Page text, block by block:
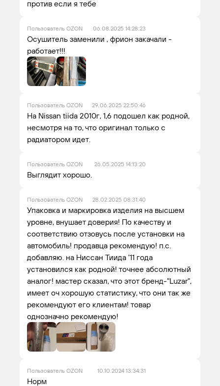
против если я тебе
Пользователь OZON 06.08.2025 14:28:23
Осушитель заменили , фрион закачали -
работает!!!
Пользователь OZON 29.06.2025 22:50:46
На Nissan tiida 2010г, 1,6 подошел как родной,
несмотря на то, что оригинал только с
радиатором идет.
Пользователь OZON 26.05.2025 14:13:20
Выглядит хорошо.
Пользователь OZON 28.02.2025 08:31:40
Упаковка и маркировка изделия на высшем
уровне, внушает доверия! По качеству и
соответствию отзовусь после установки на
автомобиль! продавца рекомендую! п.с.
добавляю. на Ниссан Тиида '11 года
установился как родной! точнее абсолютный
аналог! мастер сказал, что этот бренд-"Luzar",
имеет оч хорошую статистику, что они так же
рекомендуют его клиентам! товар
однозначно рекомендую!
Пользователь OZON 10.10.2024 13:34:31
Норм